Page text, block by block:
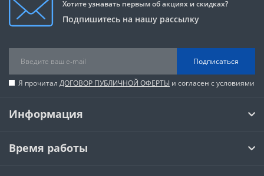
Хотите узнавать первым об акциях и скидках?
Подпишитесь на нашу рассылку
Подписаться
Я прочитал ДОГОВОР ПУБЛИЧНОЙ ОФЕРТЫ и согласен с условиями
Информация
Время работы